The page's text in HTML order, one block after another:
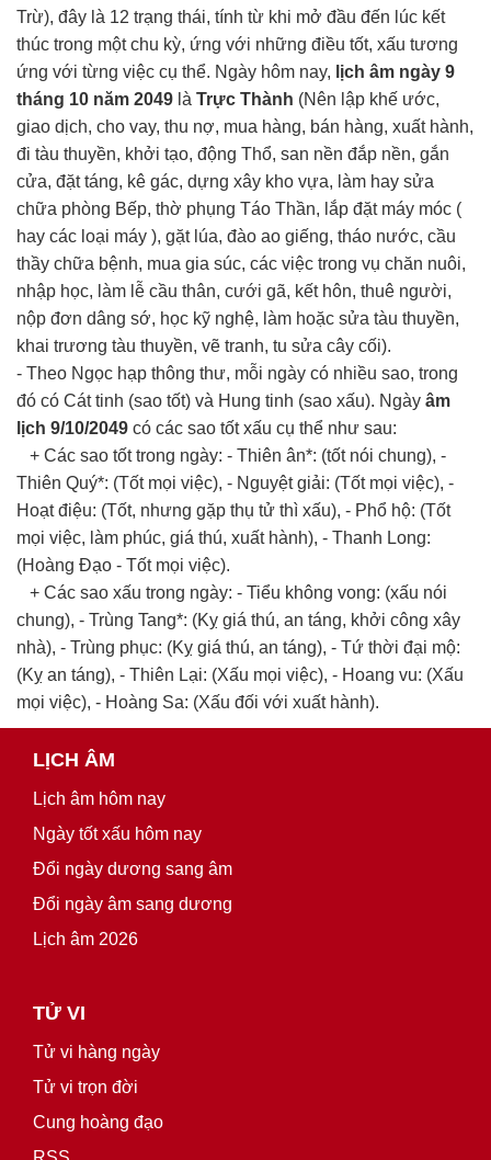
Trừ), đây là 12 trạng thái, tính từ khi mở đầu đến lúc kết
thúc trong một chu kỳ, ứng với những điều tốt, xấu tương
ứng với từng việc cụ thể. Ngày hôm nay, lịch âm ngày 9
tháng 10 năm 2049 là Trực Thành (Nên lập khế ước,
giao dịch, cho vay, thu nợ, mua hàng, bán hàng, xuất hành,
đi tàu thuyền, khởi tạo, động Thổ, san nền đắp nền, gắn
cửa, đặt táng, kê gác, dựng xây kho vựa, làm hay sửa
chữa phòng Bếp, thờ phụng Táo Thần, lắp đặt máy móc (
hay các loại máy ), gặt lúa, đào ao giếng, tháo nước, cầu
thầy chữa bệnh, mua gia súc, các việc trong vụ chăn nuôi,
nhập học, làm lễ cầu thân, cưới gã, kết hôn, thuê người,
nộp đơn dâng sớ, học kỹ nghệ, làm hoặc sửa tàu thuyền,
khai trương tàu thuyền, vẽ tranh, tu sửa cây cối).
- Theo Ngọc hạp thông thư, mỗi ngày có nhiều sao, trong
đó có Cát tinh (sao tốt) và Hung tinh (sao xấu). Ngày âm
lịch 9/10/2049 có các sao tốt xấu cụ thể như sau:
+ Các sao tốt trong ngày: - Thiên ân*: (tốt nói chung), -
Thiên Quý*: (Tốt mọi việc), - Nguyệt giải: (Tốt mọi việc), -
Hoạt điệu: (Tốt, nhưng gặp thụ tử thì xấu), - Phổ hộ: (Tốt
mọi việc, làm phúc, giá thú, xuất hành), - Thanh Long:
(Hoàng Đạo - Tốt mọi việc).
+ Các sao xấu trong ngày: - Tiểu không vong: (xấu nói
chung), - Trùng Tang*: (Kỵ giá thú, an táng, khởi công xây
nhà), - Trùng phục: (Kỵ giá thú, an táng), - Tứ thời đại mộ:
(Kỵ an táng), - Thiên Lại: (Xấu mọi việc), - Hoang vu: (Xấu
mọi việc), - Hoàng Sa: (Xấu đối với xuất hành).
LỊCH ÂM
Lịch âm hôm nay
Ngày tốt xấu hôm nay
Đổi ngày dương sang âm
Đổi ngày âm sang dương
Lịch âm 2026
TỬ VI
Tử vi hàng ngày
Tử vi trọn đời
Cung hoàng đạo